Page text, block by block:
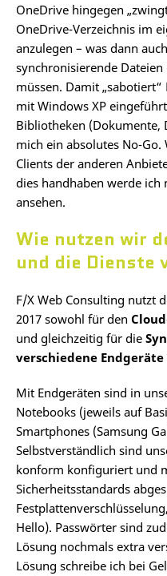
OneDrive hingegen
OneDrive-Verzeichnis im
anzulegen – was dann
synchronisierende
müssen. Damit
mit Windows XP
Bibliotheken (Dokumente,
mich ein absolutes No-
Clients der anderen
dies handhaben werde ich
ansehen.
Wie nutzen wir
und die Dienste
F/X Web Consulting nutzt
2017 sowohl für den
und gleichzeitig für die
verschiedene Endgeräte
Mit Endgeräten sind in
Notebooks (jeweils auf
Smartphones (Samsung
Selbstverständlich sind
konform konfiguriert und
Sicherheitsstandards
Hello). Passwörter sind
Lösung nochmals extra
Lösung schreibe ich bei